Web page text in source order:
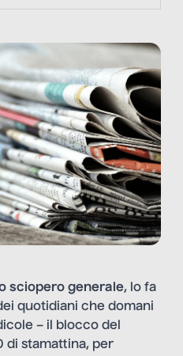
sciopero generale, lo fa
quotidiani che domani
– il blocco del
di stamattina, per